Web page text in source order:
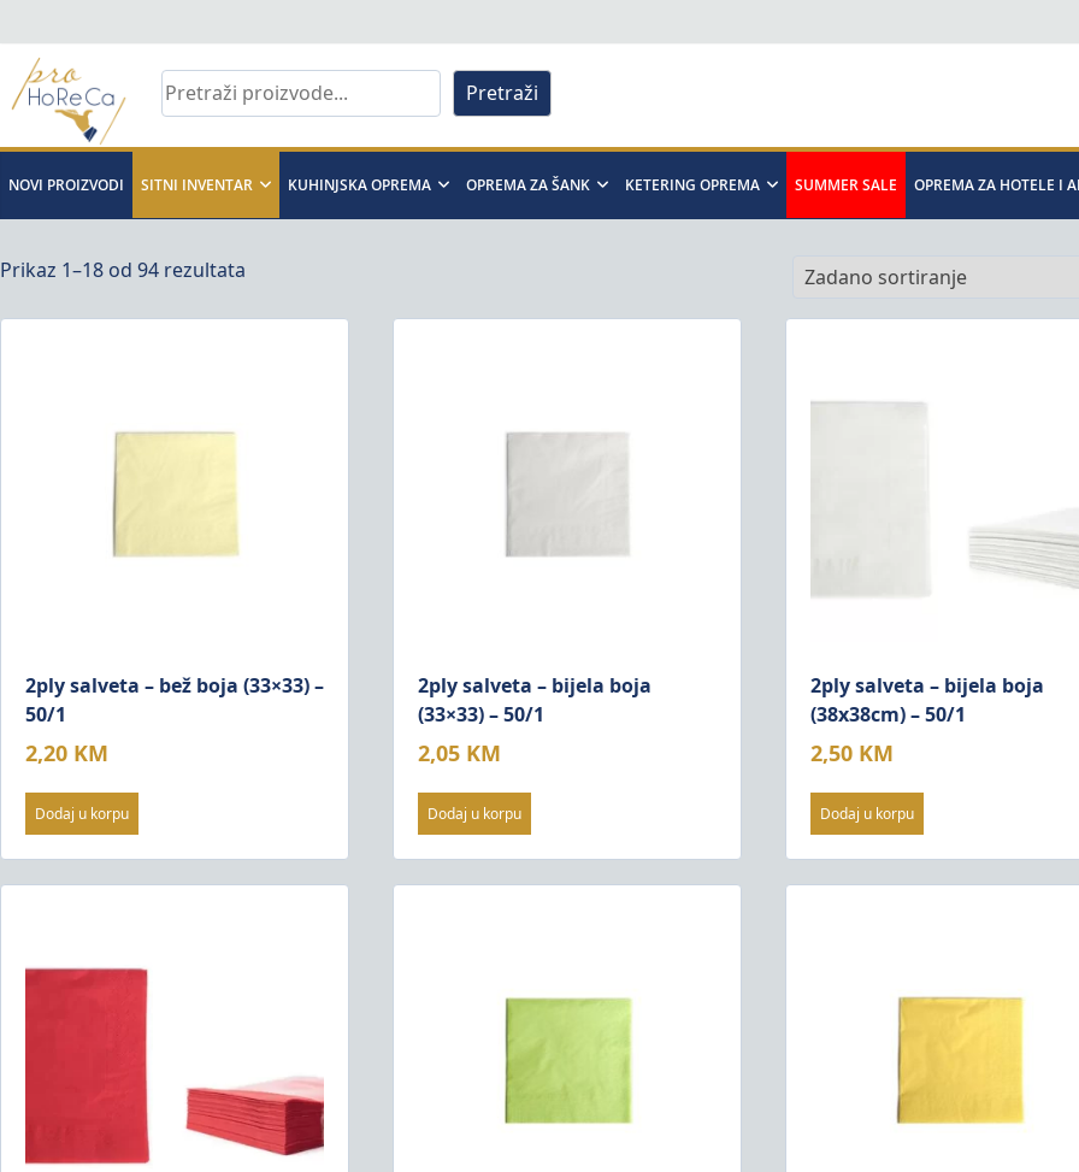
to
content
Pro
Horeca
d.o.o
Pro
Pretraži
NOVI PROIZVODI SITNI INVENTAR KUHINJSKA OPREMA OPREMA ZA ŠANK KETERING OPREMA SUMMER SALE OPREMA ZA HOTELE I
Prikaz 1–18 od 94 rezultata
2ply salveta – bež boja (33×33) –
50/1
2,20 KM
Dodaj u korpu
2ply salveta – bijela boja
(33×33) – 50/1
2,05 KM
Dodaj u korpu
2ply salveta – bijela boja
(38x38cm) – 50/1
2,50 KM
Dodaj u korpu